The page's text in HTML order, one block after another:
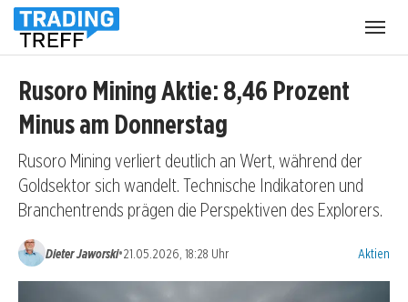
Rusoro Mining Aktie: 8,46 Prozent
Minus am Donnerstag
Rusoro Mining verliert deutlich an Wert, während der
Goldsektor sich wandelt. Technische Indikatoren und
Branchentrends prägen die Perspektiven des Explorers.
Dieter Jaworski•21.05.2026, 18:28 Uhr Aktien